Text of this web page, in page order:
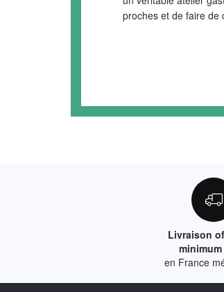
proches et de faire de
Livraison
minimum
en France